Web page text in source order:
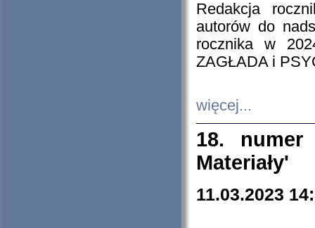
Redakcja
autorów do
rocznika w
ZAGŁADA i
więcej...
18. numer
Materiały'
11.03.2023